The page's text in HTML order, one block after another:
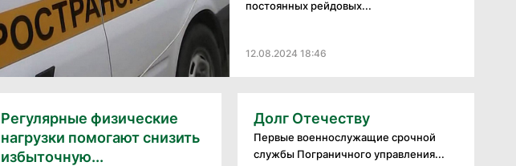
постоянных рейдовых...
12.08.2024 18:46
Регулярные физические
нагрузки помогают снизить
избыточную...
Долг Отечеству
Первые военнослужащие срочной
службы Пограничного управления...